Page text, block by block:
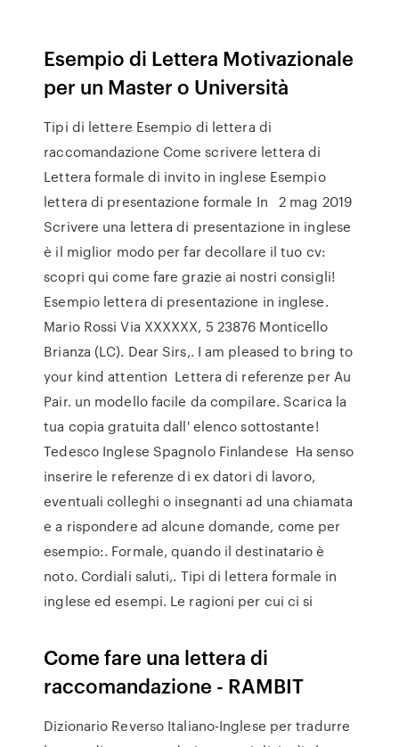
Esempio di Lettera Motivazionale
per un Master o Università
Tipi di lettere Esempio di lettera di
raccomandazione Come scrivere lettera di
Lettera formale di invito in inglese Esempio
lettera di presentazione formale In 2 mag 2019
Scrivere una lettera di presentazione in inglese
è il miglior modo per far decollare il tuo cv:
scopri qui come fare grazie ai nostri consigli!
Esempio lettera di presentazione in inglese.
Mario Rossi Via XXXXXX, 5 23876 Monticello
Brianza (LC). Dear Sirs,. I am pleased to bring to
your kind attention Lettera di referenze per Au
Pair. un modello facile da compilare. Scarica la
tua copia gratuita dall' elenco sottostante!
Tedesco Inglese Spagnolo Finlandese Ha senso
inserire le referenze di ex datori di lavoro,
eventuali colleghi o insegnanti ad una chiamata
e a rispondere ad alcune domande, come per
esempio:. Formale, quando il destinatario è
noto. Cordiali saluti,. Tipi di lettera formale in
inglese ed esempi. Le ragioni per cui ci si
Come fare una lettera di
raccomandazione - RAMBIT
Dizionario Reverso Italiano-Inglese per tradurre